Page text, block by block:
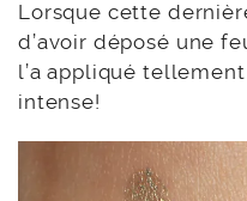
Lorsque cette
d’avoir déposé une
l’a appliqué
intense!